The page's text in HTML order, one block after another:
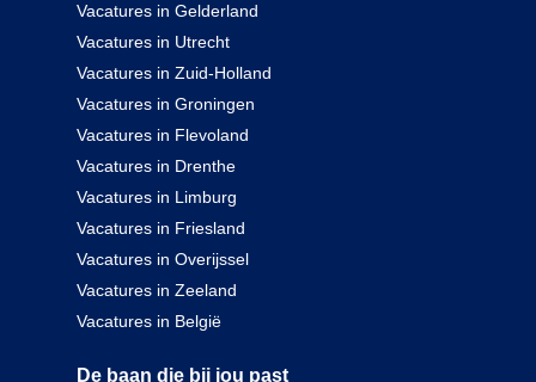
Vacatures in Gelderland
Vacatures in Utrecht
Vacatures in Zuid-Holland
Vacatures in Groningen
Vacatures in Flevoland
Vacatures in Drenthe
Vacatures in Limburg
Vacatures in Friesland
Vacatures in Overijssel
Vacatures in Zeeland
Vacatures in België
De baan die bij jou past